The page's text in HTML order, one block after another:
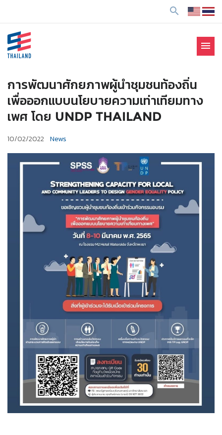
search
Enterprise: SE
menu
การพัฒนาศักยภาพผู้นำชุมชนท้องถิ่น
เพื่อออกแบบนโยบายความเท่าเทียมทาง
เพศ โดย UNDP THAILAND
10/02/2022 News